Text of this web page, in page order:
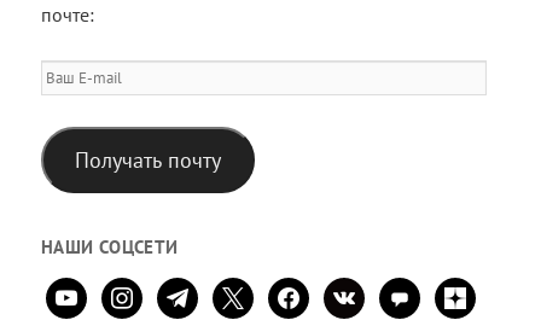
почте:
Ваш
E-
mail
Получать почту
НАШИ СОЦСЕТИ
youtubeinstagramtelegram
x facebookvkontaktecomment
zen-